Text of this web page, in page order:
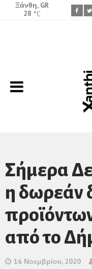
Ξάνθη, GR
28 °C
Σήμερα
η δωρεάν
από το
16 Νοεμβρίου, 2020